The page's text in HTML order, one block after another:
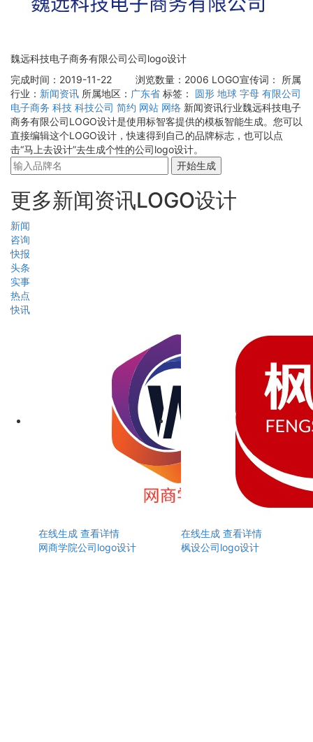
魏远科技电子商务有限公司公司logo设计
完成时间：2019-11-22
浏览数量：2006 LOGO宣传词：
所属
行业： 新闻资讯 所属地区： 广东省 标签： 圆形 地球 字母 有限公司
电子商务 科技 科技公司 简约 网站 网络 新闻资讯行业魏远科技电子
商务有限公司LOGO设计是使用标智客提供的模板智能生成。您可以
直接编辑这个LOGO设计，快速得到自己的品牌标志，也可以点
击“马上去设计”去生成个性的公司logo设计。
开始生成
更多新闻资讯LOGO设计
新闻
咨询
快报
头条
实事
热点
快讯
在线生成 查看详情
网商学院公司logo设计
在线生成 查看详情
枫设公司logo设计